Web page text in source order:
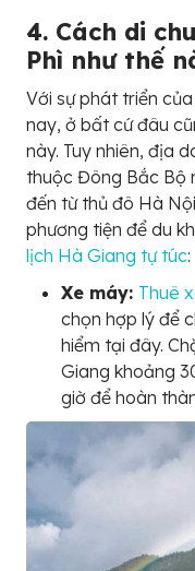
4. Cách di
Phì như thế
Với sự phát triển
nay, ở bất cứ đâu
này. Tuy nhiên, địa
thuộc Đông Bắc Bộ
đến từ thủ đô Hà
phương tiện để du
lịch Hà Giang tự túc:
Xe máy: Thuê
chọn hợp lý để
hiểm tại đây.
Giang khoảng
giờ để hoàn